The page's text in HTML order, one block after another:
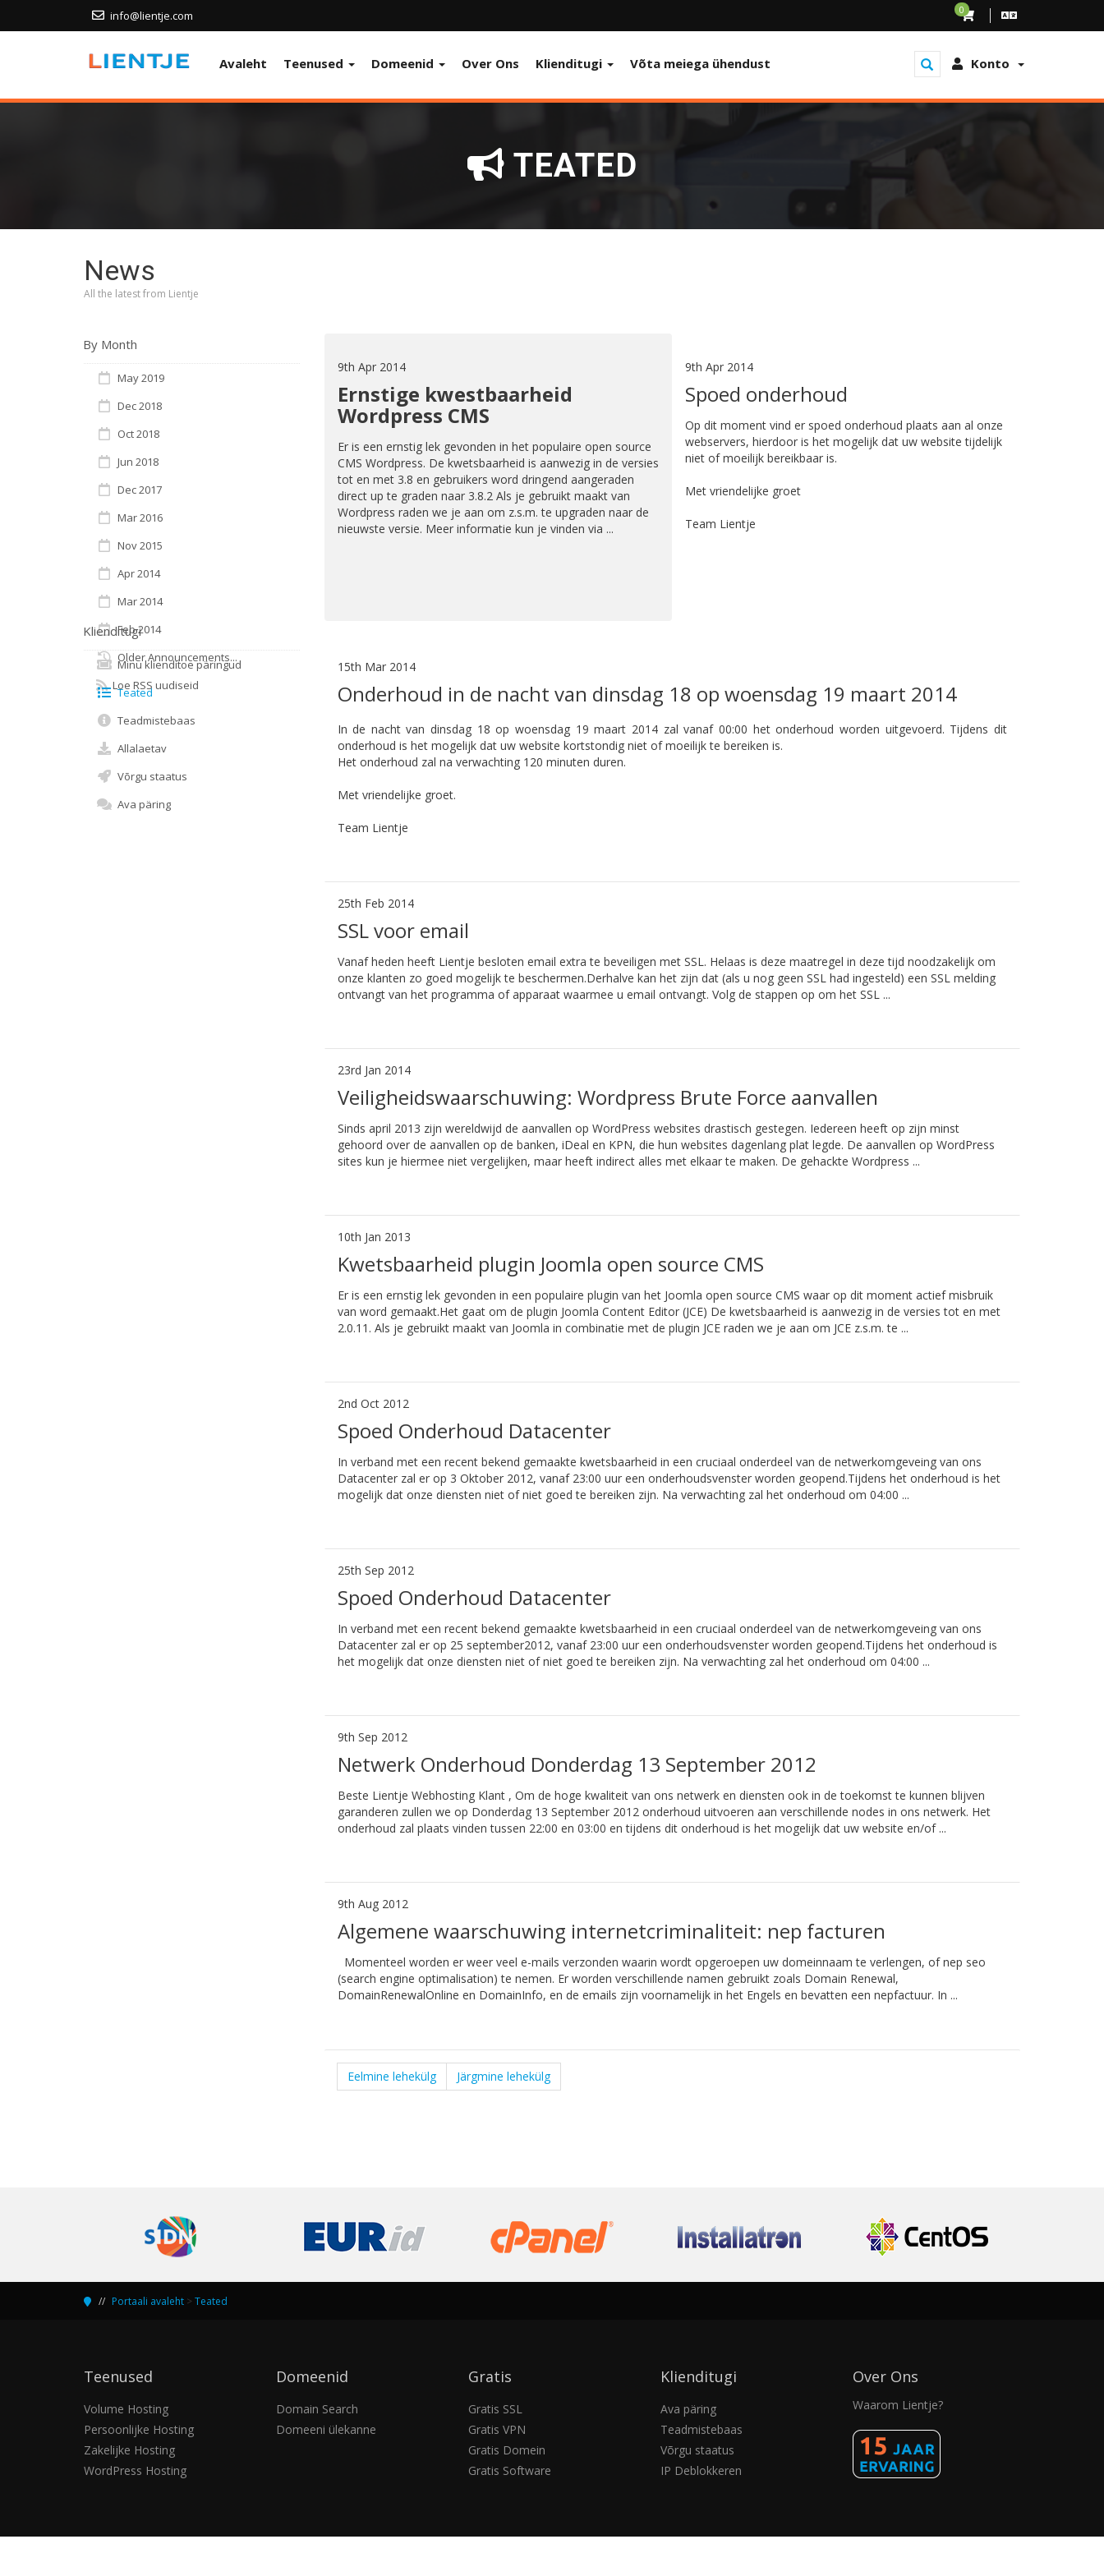
info@lientje.com 0
Konto
Avaleht Teenused Domeenid Over Ons Klienditugi Võta meiega ühendust
TEATED
News
All the latest from Lientje
By Month
May 2019
Dec 2018
Oct 2018
Jun 2018
Dec 2017
Mar 2016
Nov 2015
Apr 2014
Mar 2014
Feb 2014
Older Announcements...
Loe RSS uudiseid
9th Apr 2014
Ernstige kwestbaarheid
Wordpress CMS
Er is een ernstig lek gevonden in het populaire open source
CMS Wordpress. De kwetsbaarheid is aanwezig in de versies
tot en met 3.8 en gebruikers word dringend aangeraden
direct up te graden naar 3.8.2 Als je gebruikt maakt van
Wordpress raden we je aan om z.s.m. te upgraden naar de
nieuwste versie. Meer informatie kun je vinden via ...
9th Apr 2014
Spoed onderhoud
Op dit moment vind er spoed onderhoud plaats aan al onze
webservers, hierdoor is het mogelijk dat uw website tijdelijk
niet of moeilijk bereikbaar is.
Met vriendelijke groet
Team Lientje
15th Mar 2014
Onderhoud in de nacht van dinsdag 18 op woensdag 19 maart 2014
In de nacht van dinsdag 18 op woensdag 19 maart 2014 zal vanaf 00:00 hetonderhoud worden uitgevoerd. Tijdens dit
onderhoud is het mogelijk dat uw website kortstondig niet of moeilijk te bereiken is.
Het onderhoud zal na verwachting 120 minuten duren.
Met vriendelijke groet.
Team Lientje
25th Feb 2014
SSL voor email
Vanaf heden heeft Lientje besloten email extra te beveiligen met SSL. Helaas is deze maatregel in deze tijd noodzakelijk om
onze klanten zo goed mogelijk te beschermen.Derhalve kan het zijn dat (als u nog geen SSL had ingesteld) een SSL melding
ontvangt van het programma of apparaat waarmee u email ontvangt. Volg de stappen op om het SSL ...
23rd Jan 2014
Veiligheidswaarschuwing: Wordpress Brute Force aanvallen
Sinds april 2013 zijn wereldwijd de aanvallen op WordPress websites drastisch gestegen. Iedereen heeft op zijn minst
gehoord over de aanvallen op de banken, iDeal en KPN, die hun websites dagenlang plat legde. De aanvallen op WordPress
sites kun je hiermee niet vergelijken, maar heeft indirect alles met elkaar te maken. De gehackte Wordpress ...
10th Jan 2013
Kwetsbaarheid plugin Joomla open source CMS
Er is een ernstig lek gevonden in een populaire plugin van het Joomla open source CMS waar op dit moment actief misbruik
van word gemaakt.Het gaat om de plugin Joomla Content Editor (JCE) De kwetsbaarheid is aanwezig in de versies tot en met
2.0.11. Als je gebruikt maakt van Joomla in combinatie met de plugin JCE raden we je aan om JCE z.s.m. te ...
2nd Oct 2012
Spoed Onderhoud Datacenter
In verband met een recent bekend gemaakte kwetsbaarheid in een cruciaal onderdeel van de netwerkomgeveing van ons
Datacenter zal er op 3 Oktober 2012, vanaf 23:00 uur een onderhoudsvenster worden geopend.Tijdens het onderhoud is het
mogelijk dat onze diensten niet of niet goed te bereiken zijn. Na verwachting zal het onderhoud om 04:00 ...
25th Sep 2012
Spoed Onderhoud Datacenter
In verband met een recent bekend gemaakte kwetsbaarheid in een cruciaal onderdeel van de netwerkomgeveing van ons
Datacenter zal er op 25 september2012, vanaf 23:00 uur een onderhoudsvenster worden geopend.Tijdens het onderhoud is
het mogelijk dat onze diensten niet of niet goed te bereiken zijn. Na verwachting zal het onderhoud om 04:00 ...
9th Sep 2012
Netwerk Onderhoud Donderdag 13 September 2012
Beste Lientje Webhosting Klant , Om de hoge kwaliteit van ons netwerk en diensten ook in de toekomst te kunnen blijven
garanderen zullen we op Donderdag 13 September 2012 onderhoud uitvoeren aan verschillende nodes in ons netwerk. Het
onderhoud zal plaats vinden tussen 22:00 en 03:00 en tijdens dit onderhoud is het mogelijk dat uw website en/of ...
9th Aug 2012
Algemene waarschuwing internetcriminaliteit: nep facturen
Momenteel worden er weer veel e-mails verzonden waarin wordt opgeroepen uw domeinnaam te verlengen, of nep seo
(search engine optimalisation) te nemen. Er worden verschillende namen gebruikt zoals Domain Renewal,
DomainRenewalOnline en DomainInfo, en de emails zijn voornamelijk in het Engels en bevatten een nepfactuur. In ...
Eelmine lehekülg Järgmine lehekülg
Klienditugi
Minu klienditoe päringud
Teated
Teadmistebaas
Allalaetav
Võrgu staatus
Ava päring
Portaali avaleht > Teated
Teenused
Volume Hosting
Persoonlijke Hosting
Zakelijke Hosting
WordPress Hosting
Domeenid
Domain Search
Domeeni ülekanne
Gratis
Gratis SSL
Gratis VPN
Gratis Domein
Gratis Software
Klienditugi
Ava päring
Teadmistebaas
Võrgu staatus
IP Deblokkeren
Over Ons
Waarom Lientje?